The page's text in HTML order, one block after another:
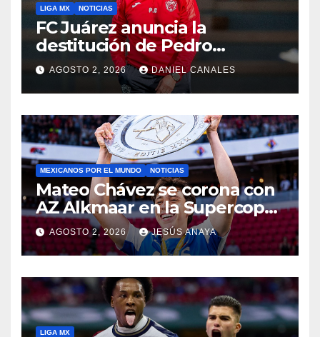
LIGA MX NOTICIAS
FC Juárez anuncia la
destitución de Pedro
Caixinha
AGOSTO 2, 2026 DANIEL CANALES
MEXICANOS POR EL MUNDO NOTICIAS
Mateo Chávez se corona con
AZ Alkmaar en la Supercopa
de Países Bajos
AGOSTO 2, 2026 JESÚS ANAYA
LIGA MX